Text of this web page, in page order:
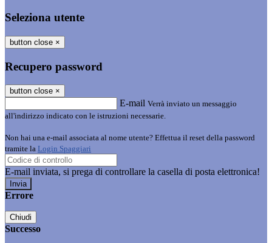
Seleziona utente
button close ×
Recupero password
button close ×
E-mail Verrà inviato un messaggio
all'indirizzo indicato con le istruzioni necessarie.
Non hai una e-mail associata al nome utente? Effettua il reset della password
tramite la Login Spaggiari
E-mail inviata, si prega di controllare la casella di posta elettronica!
Errore
Chiudi
Successo